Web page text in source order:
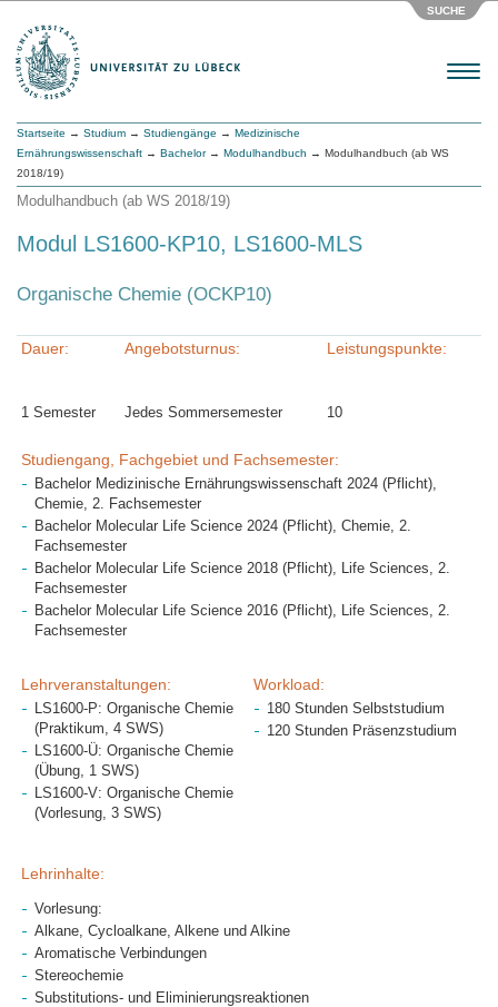
SUCHE
Menu
Startseite → Studium → Studiengänge → Medizinische
Ernährungswissenschaft → Bachelor→ Modulhandbuch → Modulhandbuch (ab WS
2018/19)
Modulhandbuch (ab WS 2018/19)
Modul LS1600-KP10, LS1600-MLS
Organische Chemie (OCKP10)
Dauer:
1 Semester
Angebotsturnus:
Jedes Sommersemester
Leistungspunkte:
10
Studiengang, Fachgebiet und Fachsemester:
Bachelor Medizinische Ernährungswissenschaft 2024 (Pflicht),
Chemie, 2. Fachsemester
Bachelor Molecular Life Science 2024 (Pflicht), Chemie, 2.
Fachsemester
Bachelor Molecular Life Science 2018 (Pflicht), Life Sciences, 2.
Fachsemester
Bachelor Molecular Life Science 2016 (Pflicht), Life Sciences, 2.
Fachsemester
Lehrveranstaltungen:
LS1600-P: Organische Chemie
(Praktikum, 4 SWS)
LS1600-Ü: Organische Chemie
(Übung, 1 SWS)
LS1600-V: Organische Chemie
(Vorlesung, 3 SWS)
Workload:
180 Stunden Selbststudium
120 Stunden Präsenzstudium
Lehrinhalte:
Vorlesung:
Alkane, Cycloalkane, Alkene und Alkine
Aromatische Verbindungen
Stereochemie
Substitutions- und Eliminierungsreaktionen